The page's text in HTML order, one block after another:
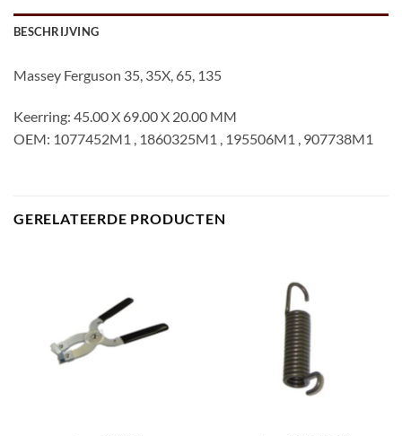
BESCHRIJVING
Massey Ferguson 35, 35X, 65, 135
Keerring: 45.00 X 69.00 X 20.00 MM
OEM: 1077452M1 , 1860325M1 , 195506M1 , 907738M1
GERELATEERDE PRODUCTEN